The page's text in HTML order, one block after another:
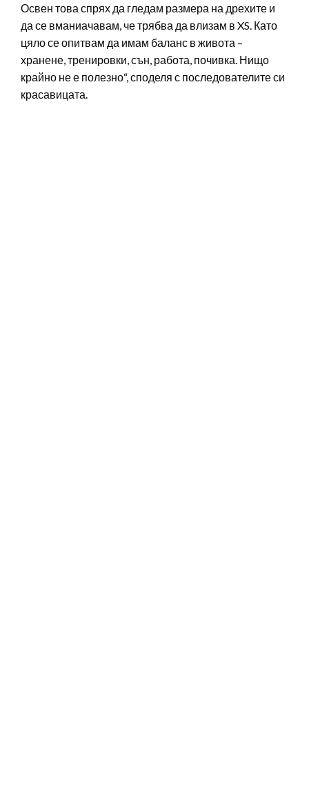
Освен това спрях да гледам размера на дрехите и
да се вманиачавам, че трябва да влизам в XS. Като
цяло се опитвам да имам баланс в живота –
хранене, тренировки, сън, работа, почивка. Нищо
крайно не е полезно“, споделя с последователите си
красавицата.